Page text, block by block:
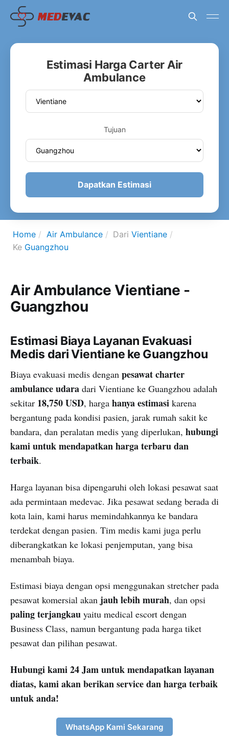
Estimasi Harga Carter Air
Ambulance
Tujuan
Dapatkan Estimasi
Home Air Ambulance Dari Vientiane
Ke Guangzhou
Air Ambulance Vientiane -
Guangzhou
Estimasi Biaya Layanan Evakuasi
Medis dari Vientiane ke Guangzhou
Biaya evakuasi medis dengan pesawat charter
ambulance udara dari Vientiane ke Guangzhou adalah
sekitar 18,750 USD, harga hanya estimasi karena
bergantung pada kondisi pasien, jarak rumah sakit ke
bandara, dan peralatan medis yang diperlukan, hubungi
kami untuk mendapatkan harga terbaru dan
terbaik.
Harga layanan bisa dipengaruhi oleh lokasi pesawat saat
ada permintaan medevac. Jika pesawat sedang berada di
kota lain, kami harus memindahkannya ke bandara
terdekat dengan pasien. Tim medis kami juga perlu
diberangkatkan ke lokasi penjemputan, yang bisa
menambah biaya.
Estimasi biaya dengan opsi menggunakan stretcher pada
pesawat komersial akan jauh lebih murah, dan opsi
paling terjangkau yaitu medical escort dengan
Business Class, namun bergantung pada harga tiket
pesawat dan pilihan pesawat.
Hubungi kami 24 Jam untuk mendapatkan layanan
diatas, kami akan berikan service dan harga terbaik
untuk anda!
WhatsApp Kami Sekarang